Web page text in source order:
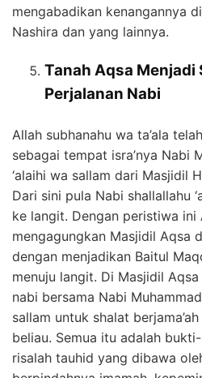
mengabadikan kenangannya
Nashira dan yang lainnya.
Tanah Aqsa Menjadi
Perjalanan Nabi
Allah subhanahu wa ta’ala
sebagai tempat isra’nya Nabi
‘alaihi wa sallam dari Masjidil
Dari sini pula Nabi shallallahu
ke langit. Dengan peristiwa ini
mengagungkan Masjidil Aqsa
dengan menjadikan Baitul
menuju langit. Di Masjidil
nabi bersama Nabi
sallam untuk shalat
beliau. Semua itu adalah
risalah tauhid yang dibawa